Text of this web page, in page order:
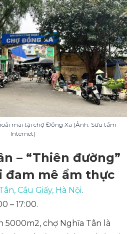
mái tại chợ Đồng Xa (Ảnh: Sưu tầm
Internet)
– “Thiên đường”
đam mê ẩm thực
Cầu Giấy, Hà Nội.
– 17:00.
5000m2, chợ Nghĩa Tân là